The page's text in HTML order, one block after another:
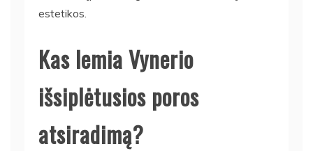
estetikos.
Kas lemia Vynerio
išsiplėtusios poros
atsiradimą?